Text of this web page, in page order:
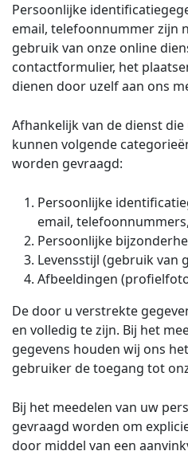
Persoonlijke
email, telefoonnummer zijn
gebruik van onze online
contactformulier, het
dienen door uzelf aan ons
Afhankelijk van de dienst
kunnen volgende
worden gevraagd:
Persoonlijke
email,
Persoonlijke
Levensstijl (gebruik van
Afbeeldingen
De door u verstrekte
en volledig te zijn. Bij het
gegevens houden wij ons
gebruiker de toegang tot
Bij het meedelen van uw
gevraagd worden om
door middel van een